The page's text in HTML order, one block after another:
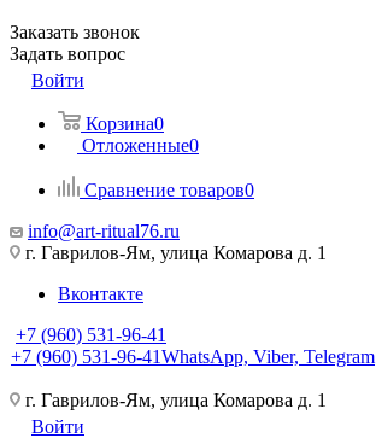
Заказать звонок
Задать вопрос
Войти
Корзина0
Отложенные0
Сравнение товаров0
info@art-ritual76.ru
г. Гаврилов-Ям, улица Комарова д. 1
Вконтакте
+7 (960) 531-96-41
+7 (960) 531-96-41WhatsApp, Viber, Telegram
г. Гаврилов-Ям, улица Комарова д. 1
Войти